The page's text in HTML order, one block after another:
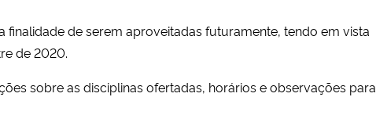
de serem aproveitadas futuramente, tendo em vista
de 2020.
sobre as disciplinas ofertadas, horários e observações para